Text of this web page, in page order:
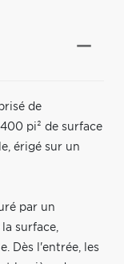
de
pi² de surface
érigé sur un
par un
surface,
Dès l'entrée, les